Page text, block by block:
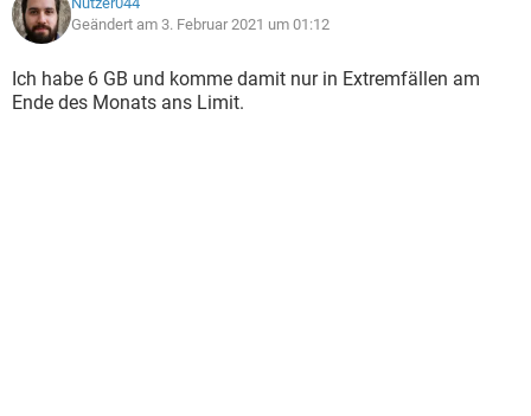
Geändert am 3. Februar 2021 um 01:12
Ich habe 6 GB und komme damit nur in Extremfällen am
Ende des Monats ans Limit.